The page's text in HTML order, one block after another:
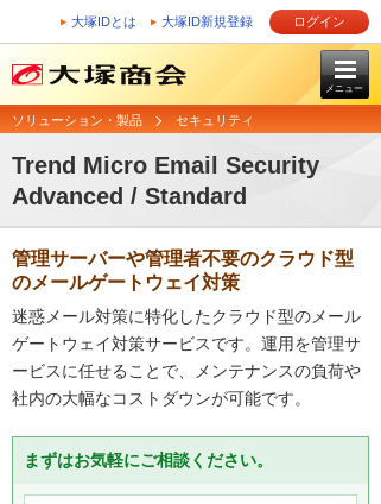
大塚IDとは 大塚ID新規登録 ログイン
メニュー
ソリューション・製品 セキュリティ
Trend Micro Email Security
Advanced / Standard
管理サーバーや管理者不要のクラウド型
のメールゲートウェイ対策
迷惑メール対策に特化したクラウド型のメール
ゲートウェイ対策サービスです。運用を管理サ
ービスに任せることで、メンテナンスの負荷や
社内の大幅なコストダウンが可能です。
まずはお気軽にご相談ください。